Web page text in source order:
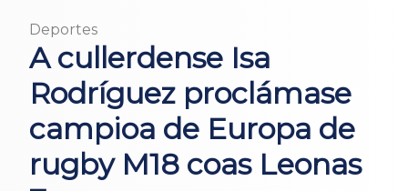
Deportes
A cullerdense Isa
Rodríguez proclámase
campioa de Europa de
rugby M18 coas Leonas